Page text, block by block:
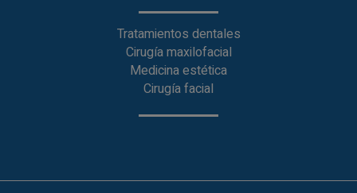
Tratamientos dentales
Cirugía maxilofacial
Medicina estética
Cirugía facial